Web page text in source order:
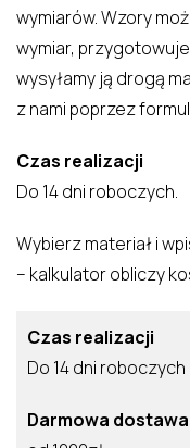
wymiarów. Wzory
wymiar,
wysyłamy ją drogą
z nami poprzez
Czas realizacji
Do 14 dni roboczych.
Wybierz materiał i
– kalkulator obliczy
Czas realizacji
Do 14 dni
Darmowa dostawa